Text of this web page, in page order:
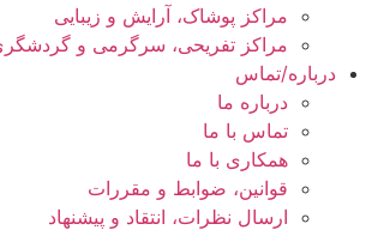
مراکز پوشاک، آرایش و زیبایی
مراکز تفریحی، سرگرمی و
درباره/تماس
درباره ما
تماس با ما
همکاری با ما
قوانین، ضوابط و مقررات
ارسال نظرات، انتقاد و پیشنهاد